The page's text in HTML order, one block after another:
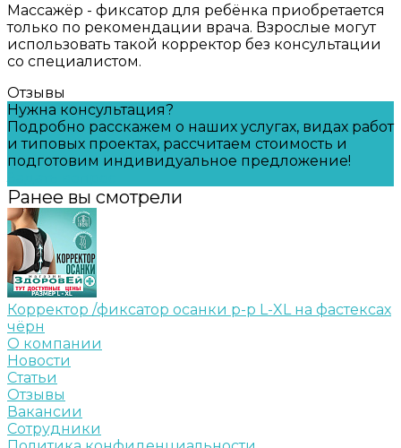
Массажёр - фиксатор для ребёнка приобретается
только по рекомендации врача. Взрослые могут
использовать такой корректор без консультации
со специалистом.
Отзывы
Нужна консультация?
Подробно расскажем о наших услугах, видах работ
и типовых проектах, рассчитаем стоимость и
подготовим индивидуальное предложение!
Ранее вы смотрели
Корректор /фиксатор осанки р-р L-XL на фастексах
чёрн
О компании
Новости
Статьи
Отзывы
Вакансии
Сотрудники